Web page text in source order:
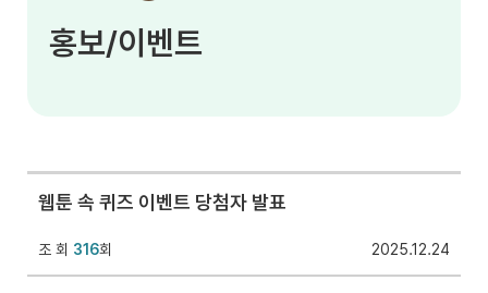
홍보/이벤트
웹툰 속 퀴즈 이벤트 당첨자 발표
2025.12.24
조 회 316회